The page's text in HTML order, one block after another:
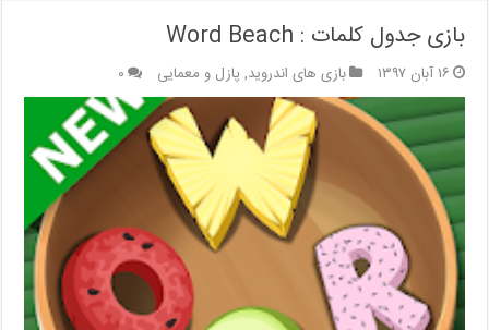
بازی جدول کلمات : Word Beach
۱۶ آبان ۱۳۹۷ بازی های اندروید, پازل و معمایی ۰